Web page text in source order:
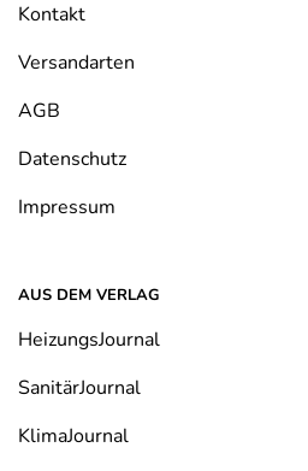
Kontakt
Versandarten
AGB
Datenschutz
Impressum
AUS DEM VERLAG
HeizungsJournal
SanitärJournal
KlimaJournal